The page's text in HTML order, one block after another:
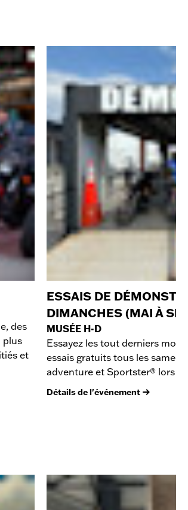
des
plus
et
ESSAIS DE
DIMANCHES (MAI À
MUSÉE H-D
Essayez les tout derniers
essais gratuits tous les
adventure et Sportster® lors
Détails de l'événement